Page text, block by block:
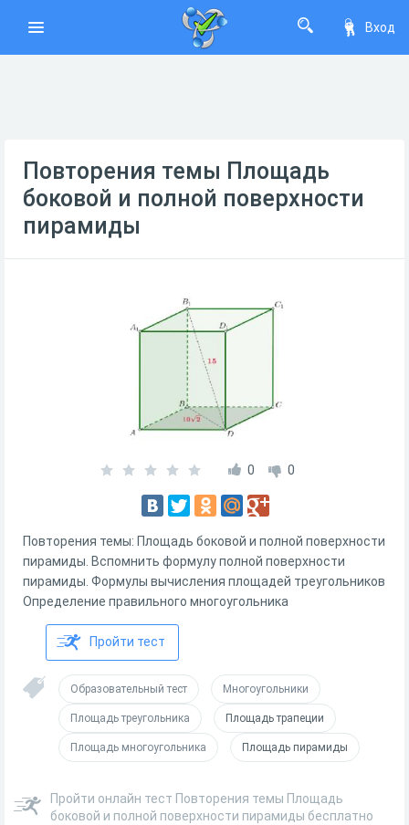
Вход
Повторения темы Площадь
боковой и полной поверхности
пирамиды
0 0
Повторения темы: Площадь боковой и полной поверхности
пирамиды. Вспомнить формулу полной поверхности
пирамиды. Формулы вычисления площадей треугольников
Определение правильного многоугольника
Пройти тест
Образовательный тест Многоугольники
Площадь треугольника Площадь трапеции
Площадь многоугольника Площадь пирамиды
Пройти онлайн тест Повторения темы Площадь
боковой и полной поверхности пирамиды бесплатно